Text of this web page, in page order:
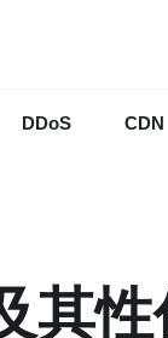
DDoS CDN
其